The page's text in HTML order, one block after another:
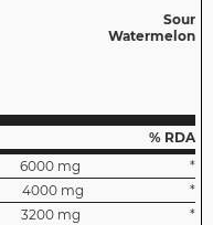
Sour
Watermelon
% RDA
6000 mg
*
4000 mg
*
3200 mg
*